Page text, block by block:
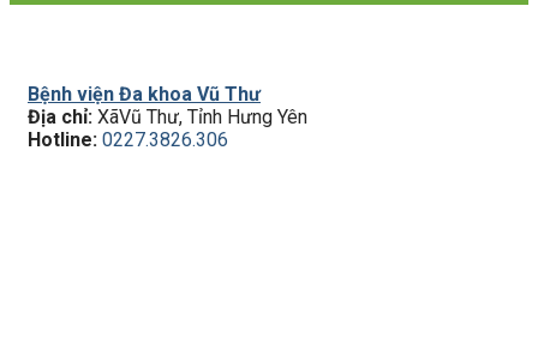
Bệnh viện Đa khoa Vũ Thư
Địa chỉ: XãVũ Thư, Tỉnh Hưng Yên
Hotline: 0227.3826.306